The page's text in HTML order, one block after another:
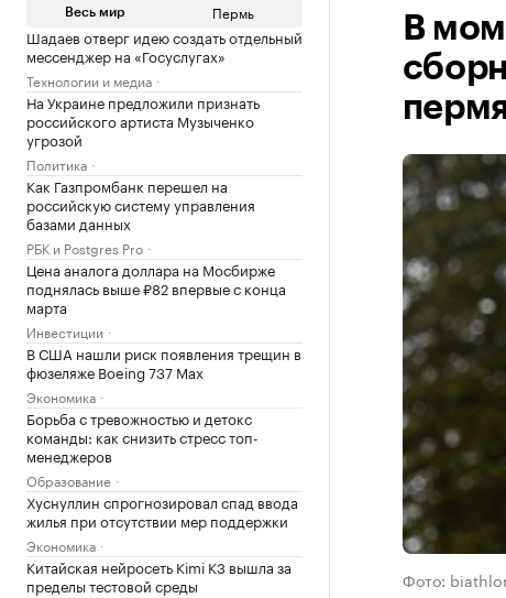
Весь мир Пермь
Шадаев отверг идею создать отдельный
мессенджер на «Госуслугах»
Технологии и медиа
На Украине предложили признать
российского артиста Музыченко
угрозой
Политика
Как Газпромбанк перешел на
российскую систему управления
базами данных
РБК и Postgres Pro
Цена аналога доллара на Мосбирже
поднялась выше ₽82 впервые с конца
марта
Инвестиции
В США нашли риск появления трещин в
фюзеляже Boeing 737 Max
Экономика
Борьба с тревожностью и детокс
команды: как снизить стресс топ-
менеджеров
Образование
Хуснуллин спрогнозировал спад ввода
жилья при отсутствии мер поддержки
Экономика
Китайская нейросеть Kimi K3 вышла за
пределы тестовой среды
В
Фото: